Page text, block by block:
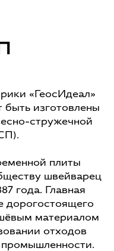
«ГеосИдеал»
изготовлены
стружечной
плиты
швейварец
года. Главная
дорогостоящего
материалом
отходов